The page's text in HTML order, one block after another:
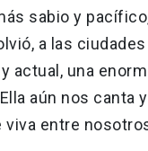
sabio y
a las
actual, una
aún nos canta
viva entre